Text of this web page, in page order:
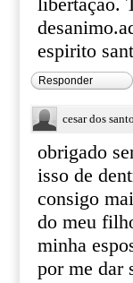
libertação.
espirito
Responder
cesar dos
obrigado
isso de
consigo
do meu
minha
por me dar